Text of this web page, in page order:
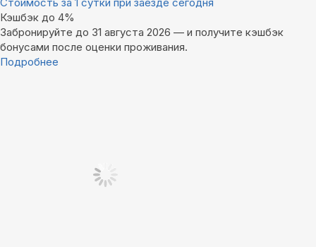
Стоимость за 1 сутки при заезде сегодня
Кэшбэк до 4%
Забронируйте до 31 августа 2026 — и получите кэшбэк
бонусами после оценки проживания.
Подробнее